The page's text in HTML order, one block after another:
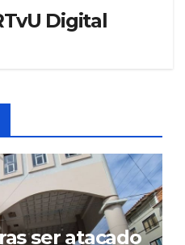
Digital
ser atacado